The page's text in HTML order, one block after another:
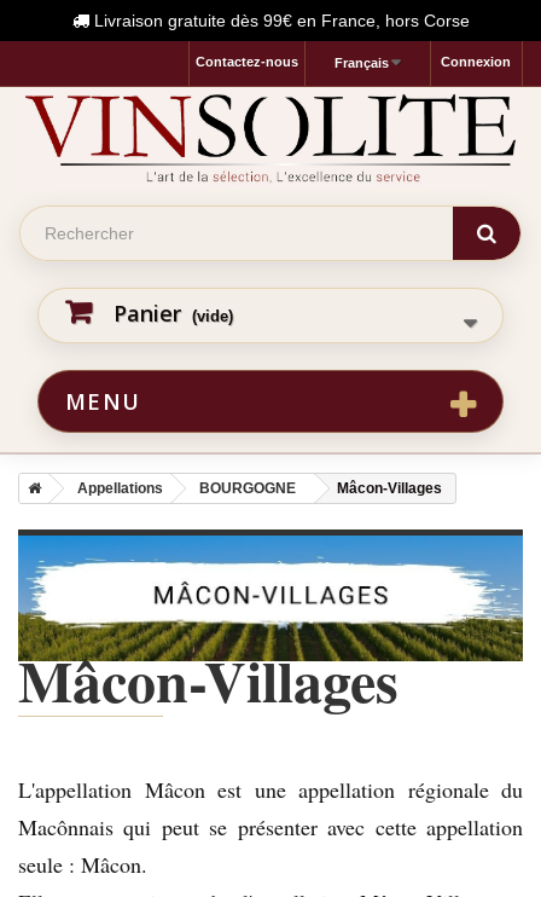
Livraison gratuite dès 99€ en France, hors Corse
Connexion
Français
Contactez-nous
Panier (vide)
MENU
Appellations BOURGOGNE Mâcon-Villages
Mâcon-Villages
L'appellation Mâcon est une appellation régionale du
Macônnais qui peut se présenter avec cette appellation
seule : Mâcon.